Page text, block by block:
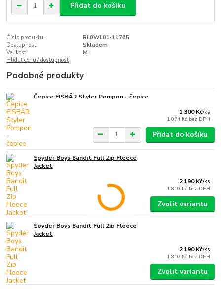
Přidat do košíku
Číslo produktu:
RL0WL01-11765
Dostupnost:
Skladem
Velikost:
M
Hlídat cenu / dostupnost
Podobné produkty
Čepice EISBÄR Styler Pompon - čepice
1 300 Kč/ks
1 074 Kč bez DPH
Přidat do košíku
Spyder Boys Bandit Full Zip Fleece
Jacket
2 190 Kč/ks
1 810 Kč bez DPH
Zvolit variantu
Spyder Boys Bandit Full Zip Fleece
Jacket
2 190 Kč/ks
1 810 Kč bez DPH
Zvolit variantu